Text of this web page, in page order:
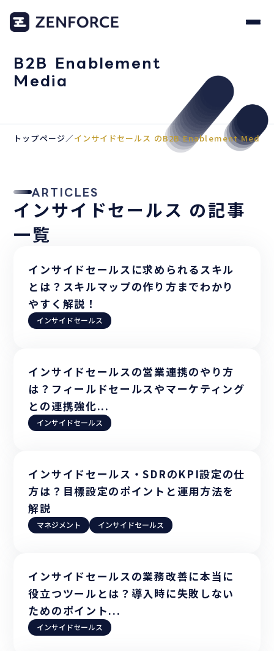
B2B Enablement
Media
トップページ／インサイドセールス のB2B Enablement Media
ARTICLES
インサイドセールス の記事
一覧
インサイドセールスに求められるスキル
とは？スキルマップの作り方までわかり
やすく解説！
インサイドセールス
インサイドセールスの営業連携のやり方
は？フィールドセールスやマーケティング
との連携強化...
インサイドセールス
インサイドセールス・SDRのKPI設定の仕
方は？目標設定のポイントと運用方法を
解説
マネジメント インサイドセールス
インサイドセールスの業務改善に本当に
役立つツールとは？導入時に失敗しない
ためのポイント...
インサイドセールス